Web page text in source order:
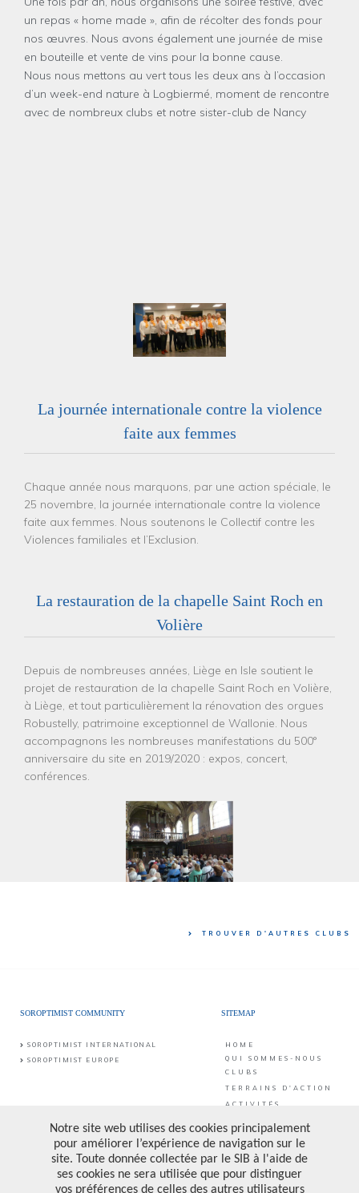
un repas « home made », afin de récolter des fonds pour
nos œuvres. Nous avons également une journée de mise
en bouteille et vente de vins pour la bonne cause.
Nous nous mettons au vert tous les deux ans à l’occasion
d’un week-end nature à Logbiermé, moment de rencontre
avec de nombreux clubs et notre sister-club de Nancy
La journée internationale contre la violence
faite aux femmes
Chaque année nous marquons, par une action spéciale, le
25 novembre, la journée internationale contre la violence
faite aux femmes. Nous soutenons le Collectif contre les
Violences familiales et l’Exclusion.
La restauration de la chapelle Saint Roch en
Volière
Depuis de nombreuses années, Liège en Isle soutient le
projet de restauration de la chapelle Saint Roch en Volière,
à Liège, et tout particulièrement la rénovation des orgues
Robustelly, patrimoine exceptionnel de Wallonie. Nous
accompagnons les nombreuses manifestations du 500°
anniversaire du site en 2019/2020 : expos, concert,
conférences.
TROUVER D'AUTRES CLUBS
SOROPTIMIST COMMUNITY
SOROPTIMIST INTERNATIONAL
SOROPTIMIST EUROPE
SITEMAP
HOME
QUI SOMMES-NOUS
CLUBS
TERRAINS D'ACTION
ACTIVITÉS
CONTACT
FAIRE UN DON
PRIVACY POLICY
Rue du Méridien 10
1210 Bruxelles
Compte Bancaire: BE25 0017 6998 6682
Numéro d'entreprise: 0473.157.090